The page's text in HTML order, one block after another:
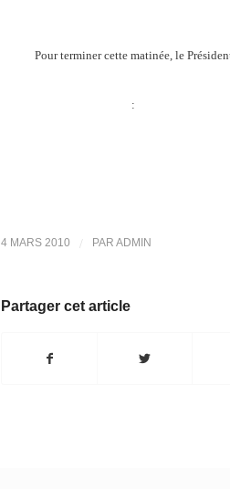
Pour terminer cette matinée, le
:
4 MARS 2010 / PAR ADMIN
Partager cet article